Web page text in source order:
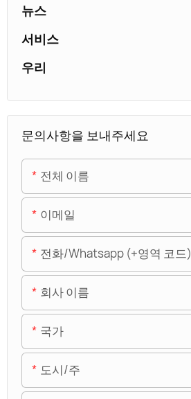
뉴스
서비스
우리
문의사항을 보내주세요
전체 이름
이메일
전화/whatsapp (+영역 코드)
회사 이름
국가
도시/주